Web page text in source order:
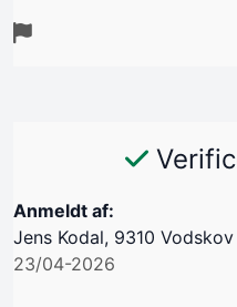
Anmeldt af:
Jens Kodal, 9310 Vodskov
23/04-2026